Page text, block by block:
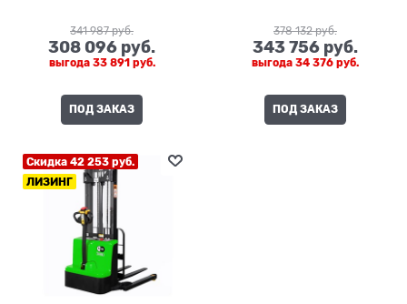
341 987 руб.
308 096 руб.
выгода 33 891 руб.
ПОД ЗАКАЗ
378 132 руб.
343 756 руб.
выгода 34 376 руб.
ПОД ЗАКАЗ
Скидка 42 253 руб.
ЛИЗИНГ